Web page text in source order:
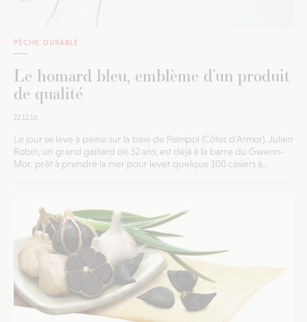
PÊCHE DURABLE
Le homard bleu, emblème d’un produit
de qualité
22.12.16
Le jour se lève à peine sur la baie de Paimpol (Côtes d'Armor). Julien
Robin, un grand gaillard de 32 ans, est déjà à la barre du Gwenn-
Mor, prêt à prendre la mer pour lever quelque 100 casiers à...